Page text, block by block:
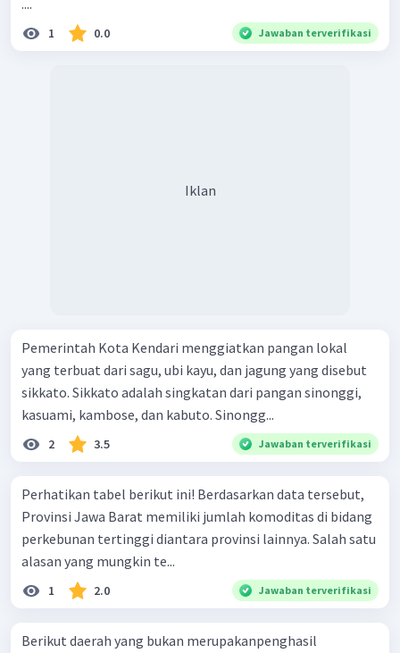
....
1 0.0 Jawaban terverifikasi
Iklan
Pemerintah Kota Kendari menggiatkan pangan lokal
yang terbuat dari sagu, ubi kayu, dan jagung yang disebut
sikkato. Sikkato adalah singkatan dari pangan sinonggi,
kasuami, kambose, dan kabuto. Sinongg...
2 3.5 Jawaban terverifikasi
Perhatikan tabel berikut ini! Berdasarkan data tersebut,
Provinsi Jawa Barat memiliki jumlah komoditas di bidang
perkebunan tertinggi diantara provinsi lainnya. Salah satu
alasan yang mungkin te...
1 2.0 Jawaban terverifikasi
Berikut daerah yang bukan merupakanpenghasil